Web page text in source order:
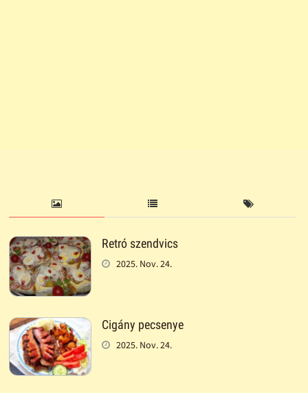
Retró szendvics
2025. Nov. 24.
Cigány pecsenye
2025. Nov. 24.